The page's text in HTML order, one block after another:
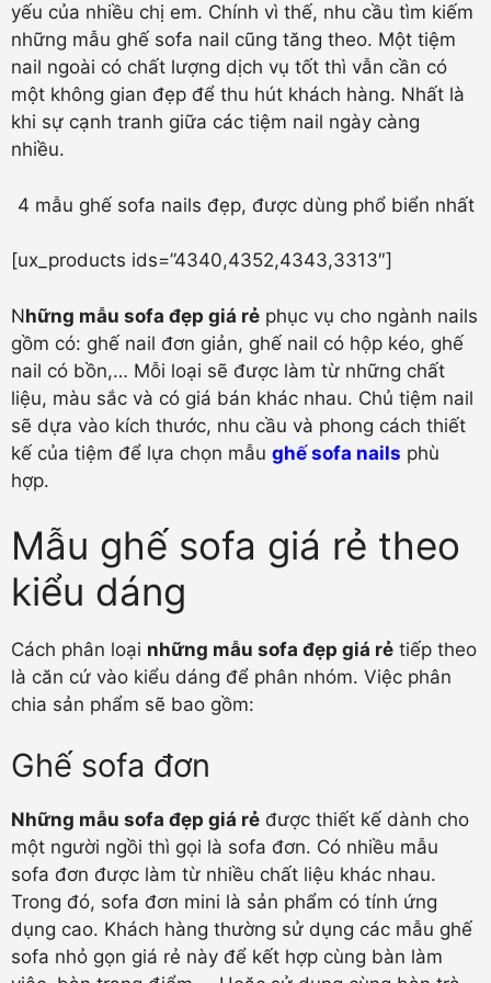
yếu của nhiều chị em. Chính vì thế, nhu cầu tìm kiếm
những mẫu ghế sofa nail cũng tăng theo. Một tiệm
nail ngoài có chất lượng dịch vụ tốt thì vẫn cần có
một không gian đẹp để thu hút khách hàng. Nhất là
khi sự cạnh tranh giữa các tiệm nail ngày càng
nhiều.
4 mẫu ghế sofa nails đẹp, được dùng phổ biển nhất
[ux_products ids=”4340,4352,4343,3313″]
Những mẫu sofa đẹp giá rẻ phục vụ cho ngành nails
gồm có: ghế nail đơn giản, ghế nail có hộp kéo, ghế
nail có bồn,… Mỗi loại sẽ được làm từ những chất
liệu, màu sắc và có giá bán khác nhau. Chủ tiệm nail
sẽ dựa vào kích thước, nhu cầu và phong cách thiết
kế của tiệm để lựa chọn mẫu ghếsofa nails phù
hợp.
Mẫu ghế sofa giá rẻ theo
kiểu dáng
Cách phân loại những mẫu sofa đẹp giá rẻ tiếp theo
là căn cứ vào kiểu dáng để phân nhóm. Việc phân
chia sản phẩm sẽ bao gồm:
Ghế sofa đơn
Những mẫu sofa đẹp giá rẻ được thiết kế dành cho
một người ngồi thì gọi là sofa đơn. Có nhiều mẫu
sofa đơn được làm từ nhiều chất liệu khác nhau.
Trong đó, sofa đơn mini là sản phẩm có tính ứng
dụng cao. Khách hàng thường sử dụng các mẫu ghế
sofa nhỏ gọn giá rẻ này để kết hợp cùng bàn làm